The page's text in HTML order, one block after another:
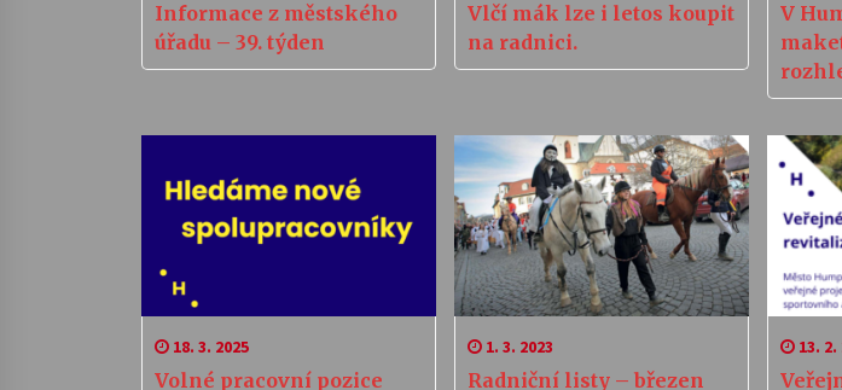
Informace z městského
úřadu – 39. týden
Vlčí mák lze i letos koupit
na radnici.
V
šanci
18. 3. 2025
Volné pracovní pozice
1. 3. 2023
Radniční listy – březen
13. 2.